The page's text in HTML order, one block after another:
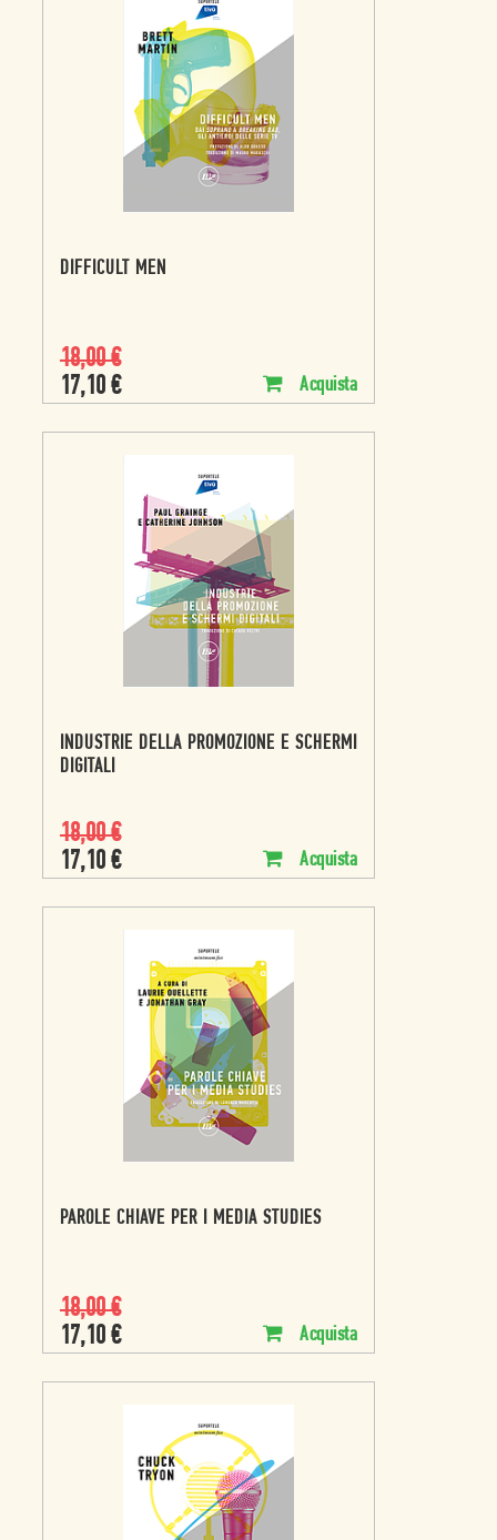
DIFFICULT MEN
18,00€
17,10 € Acquista
INDUSTRIE DELLA PROMOZIONE E SCHERMI
DIGITALI
18,00€
17,10 € Acquista
PAROLE CHIAVE PER I MEDIA STUDIES
18,00€
17,10 € Acquista